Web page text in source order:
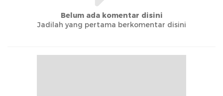
Belum ada komentar disini
Jadilah yang pertama berkomentar disini